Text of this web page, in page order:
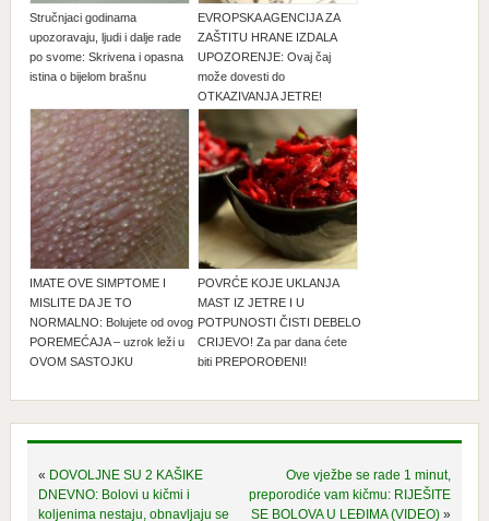
Stručnjaci godinama
upozoravaju, ljudi i dalje rade
po svome: Skrivena i opasna
istina o bijelom brašnu
EVROPSKA AGENCIJA ZA
ZAŠTITU HRANE IZDALA
UPOZORENJE: Ovaj čaj
može dovesti do
OTKAZIVANJA JETRE!
IMATE OVE SIMPTOME I
MISLITE DA JE TO
NORMALNO: Bolujete od ovog
POREMEĆAJA – uzrok leži u
OVOM SASTOJKU
POVRĆE KOJE UKLANJA
MAST IZ JETRE I U
POTPUNOSTI ČISTI DEBELO
CRIJEVO! Za par dana ćete
biti PREPOROĐENI!
« DOVOLJNE SU 2 KAŠIKE
DNEVNO: Bolovi u kičmi i
koljenima nestaju, obnavljaju se
Ove vježbe se rade 1 minut,
preporodiće vam kičmu: RIJEŠITE
SE BOLOVA U LEĐIMA (VIDEO) »